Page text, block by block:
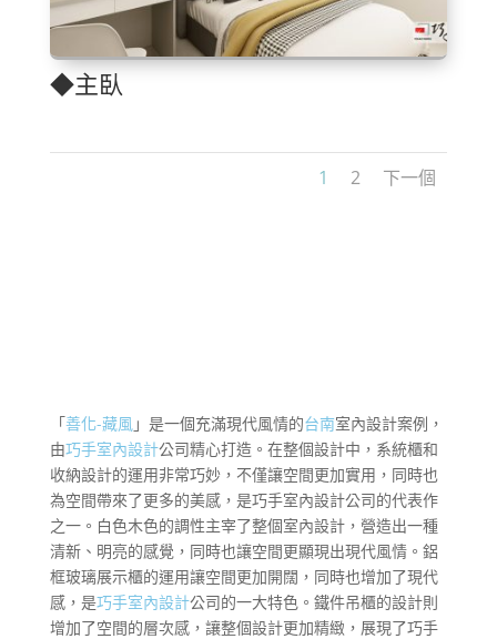
◆主臥
1 2 下一個
「善化-藏風」是一個充滿現代風情的台南室內設計案例，
由巧手室內設計公司精心打造。在整個設計中，系統櫃和
收納設計的運用非常巧妙，不僅讓空間更加實用，同時也
為空間帶來了更多的美感，是巧手室內設計公司的代表作
之一。白色木色的調性主宰了整個室內設計，營造出一種
清新、明亮的感覺，同時也讓空間更顯現出現代風情。鋁
框玻璃展示櫃的運用讓空間更加開闊，同時也增加了現代
感，是巧手室內設計公司的一大特色。鐵件吊櫃的設計則
增加了空間的層次感，讓整個設計更加精緻，展現了巧手